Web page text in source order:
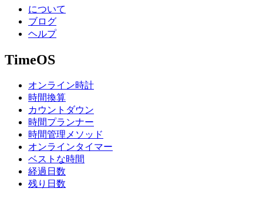
について
ブログ
ヘルプ
TimeOS
オンライン時計
時間換算
カウントダウン
時間プランナー
時間管理メソッド
オンラインタイマー
ベストな時間
経過日数
残り日数